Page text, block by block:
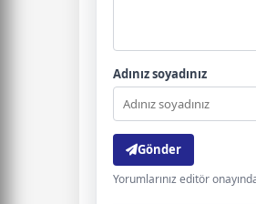
Adınız soyadınız
Gönder
Yorumlarınız editör